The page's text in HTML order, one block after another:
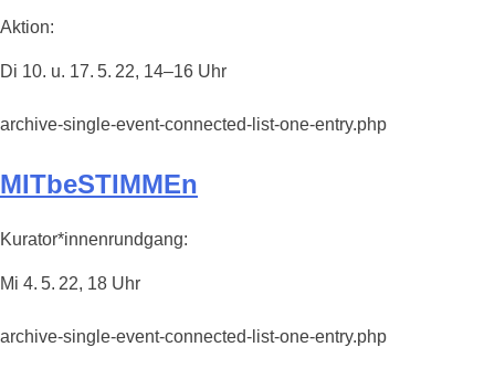
Aktion:
Di 10. u. 17. 5. 22, 14–16 Uhr
archive-single-event-connected-list-one-entry.php
MITbeSTIMMEn
Kurator*innenrundgang:
Mi 4. 5. 22, 18 Uhr
archive-single-event-connected-list-one-entry.php